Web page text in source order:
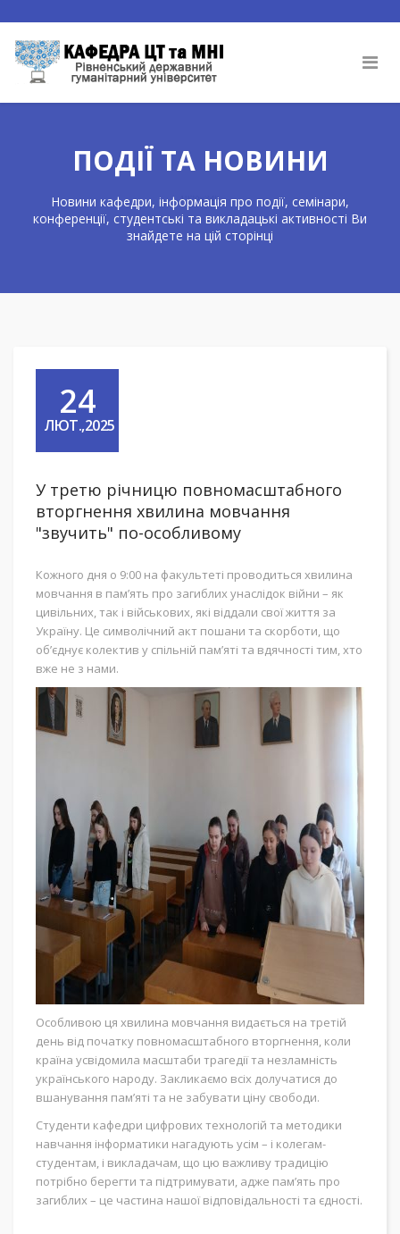
ПОДІЇ ТА НОВИНИ
Новини кафедри, інформація про події, семінари,
конференції, студентські та викладацькі активності Ви
знайдете на цій сторінці
24
ЛЮТ.,2025
У третю річницю повномасштабного
вторгнення хвилина мовчання
"звучить" по-особливому
Кожного дня о 9:00 на факультеті проводиться хвилина
мовчання в пам’ять про загиблих унаслідок війни – як
цивільних, так і військових, які віддали свої життя за
Україну. Це символічний акт пошани та скорботи, що
об’єднує колектив у спільній пам’яті та вдячності тим, хто
вже не з нами.
Особливою ця хвилина мовчання видається на третій
день від початку повномасштабного вторгнення, коли
країна усвідомила масштаби трагедії та незламність
українського народу. Закликаємо всіх долучатися до
вшанування пам’яті та не забувати ціну свободи.
Студенти кафедри цифрових технологій та методики
навчання інформатики нагадують усім – і колегам-
студентам, і викладачам, що цю важливу традицію
потрібно берегти та підтримувати, адже пам’ять про
загиблих – це частина нашої відповідальності та єдності.